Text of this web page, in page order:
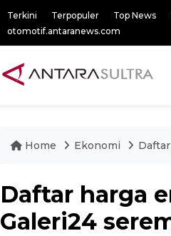
Terkini Terpopuler Top News
otomotif.antaranews.com
Home Ekonomi
Daftar harga
Galeri24